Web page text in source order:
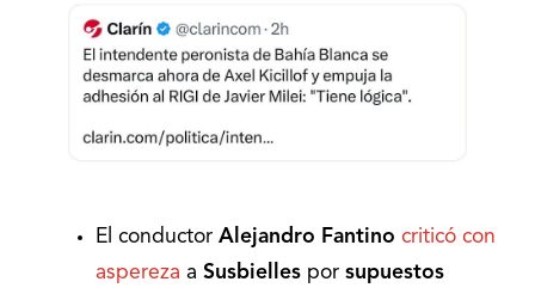
El conductor Alejandro Fantino criticó con
aspereza a Susbielles por supuestos